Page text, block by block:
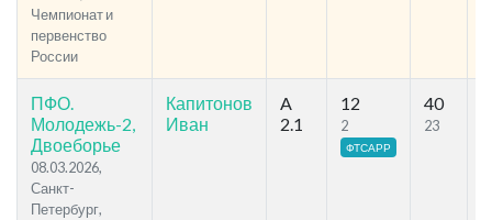
Чемпионат и
первенство
России
ПФО.
Молодежь-2,
Двоеборье
08.03.2026,
Санкт-
Петербург,
Капитонов
Иван
A
2.1
12
2
ФТСАРР
40
23